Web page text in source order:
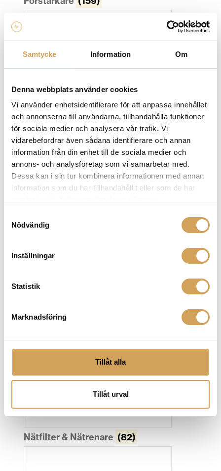
Samtycke Information Om
Denna webbplats använder cookies
Vi använder enhetsidentifierare för att anpassa innehållet
och annonserna till användarna, tillhandahålla funktioner
för sociala medier och analysera vår trafik. Vi
vidarebefordrar även sådana identifierare och annan
information från din enhet till de sociala medier och
annons- och analysföretag som vi samarbetar med.
Dessa kan i sin tur kombinera informationen med annan
information som du har tillhandahållit eller som de har
Nödvändig
Inställningar
Statistik
Marknadsföring
Tillåt alla
Tillåt urval
Hemmabioreceiver & förstärkare hemmabio
(40)
Nätfilter & Nätrenare (82)